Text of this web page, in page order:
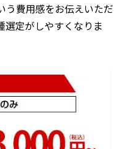
う費用感をお伝えいただ
選定がしやすくなりま